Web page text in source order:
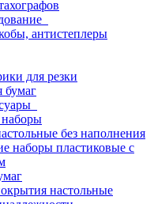
антистеплеры
для резки
бумаг
без наполнения
наборы пластиковые с
настольные